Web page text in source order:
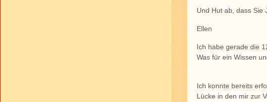
Und Hut ab, dass Sie
Ellen
Ich habe gerade die
Was für ein Wissen
Ich konnte bereits
Lücke in den mir zur